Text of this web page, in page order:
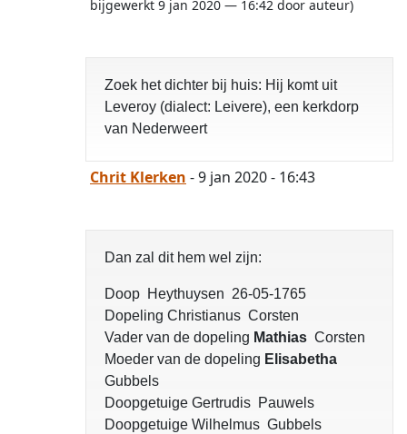
bijgewerkt 9 jan 2020 — 16:42 door auteur)
Zoek het dichter bij huis: Hij komt uit
Leveroy (dialect: Leivere), een kerkdorp
van Nederweert
Chrit Klerken - 9 jan 2020 - 16:43
Dan zal dit hem wel zijn:
Doop Heythuysen 26-05-1765
Dopeling Christianus Corsten
Vader van de dopeling Mathias Corsten
Moeder van de dopeling Elisabetha
Gubbels
Doopgetuige Gertrudis Pauwels
Doopgetuige Wilhelmus Gubbels